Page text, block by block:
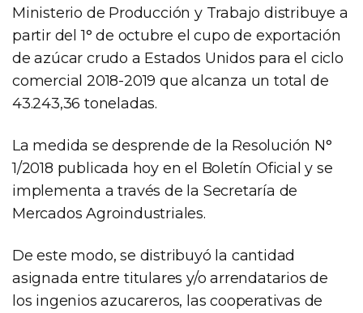
Ministerio de Producción y Trabajo distribuye a
partir del 1° de octubre el cupo de exportación
de azúcar crudo a Estados Unidos para el ciclo
comercial 2018-2019 que alcanza un total de
43.243,36 toneladas.
La medida se desprende de la Resolución N°
1/2018 publicada hoy en el Boletín Oficial y se
implementa a través de la Secretaría de
Mercados Agroindustriales.
De este modo, se distribuyó la cantidad
asignada entre titulares y/o arrendatarios de
los ingenios azucareros, las cooperativas de